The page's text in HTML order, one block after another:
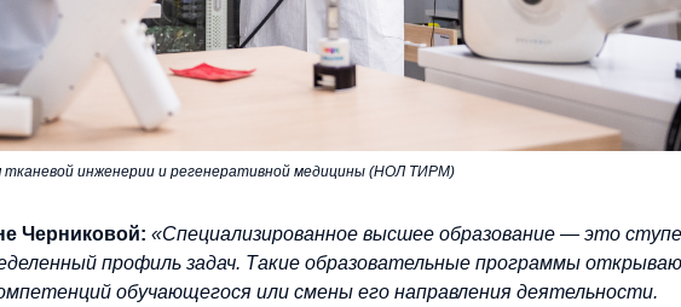
тканевой инженерии и регенеративной медицины (НОЛ ТИРМ)
Черниковой: «Специализированное высшее образование — это
профиль задач. Такие образовательные программы
обучающегося или смены его направления деятельности.